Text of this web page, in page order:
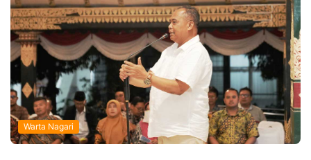
Warta Nagari